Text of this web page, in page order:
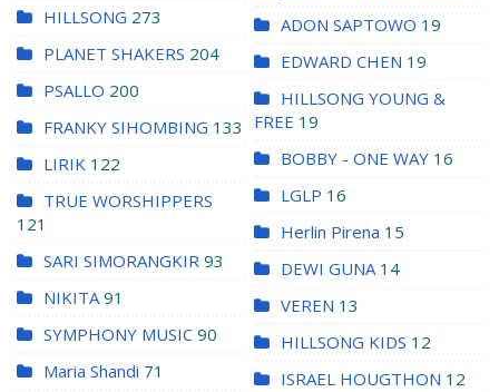
HILLSONG 273
PLANET SHAKERS 204
PSALLO 200
FRANKY SIHOMBING 133
LIRIK 122
TRUE WORSHIPPERS
121
SARI SIMORANGKIR 93
NIKITA 91
SYMPHONY MUSIC 90
Maria Shandi 71
ADON SAPTOWO 19
EDWARD CHEN 19
HILLSONG YOUNG &
FREE 19
BOBBY - ONE WAY 16
LGLP 16
Herlin Pirena 15
DEWI GUNA 14
VEREN 13
HILLSONG KIDS 12
ISRAEL HOUGTHON 12